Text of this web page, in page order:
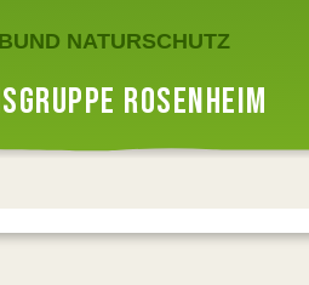
NATURSCHUTZ
ROSENHEIM